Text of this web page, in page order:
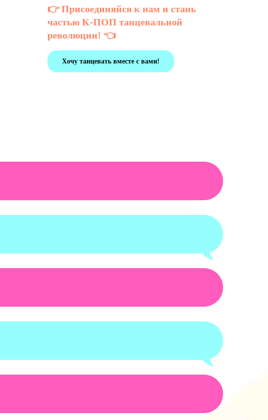
👉 Присоединяйся к нам и стань
частью K-ПОП танцевальной
революции! 👈
Хочу танцевать вместе с вами!